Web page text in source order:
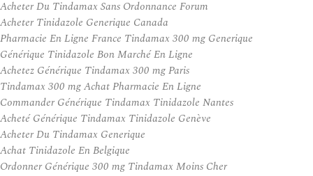
Acheter Du Tindamax Sans Ordonnance Forum
Acheter Tinidazole Generique Canada
Pharmacie En Ligne France Tindamax 300 mg Generique
Générique Tinidazole Bon Marché En Ligne
Achetez Générique Tindamax 300 mg Paris
Tindamax 300 mg Achat Pharmacie En Ligne
Commander Générique Tindamax Tinidazole Nantes
Acheté Générique Tindamax Tinidazole Genève
Acheter Du Tindamax Generique
Achat Tinidazole En Belgique
Ordonner Générique 300 mg Tindamax Moins Cher